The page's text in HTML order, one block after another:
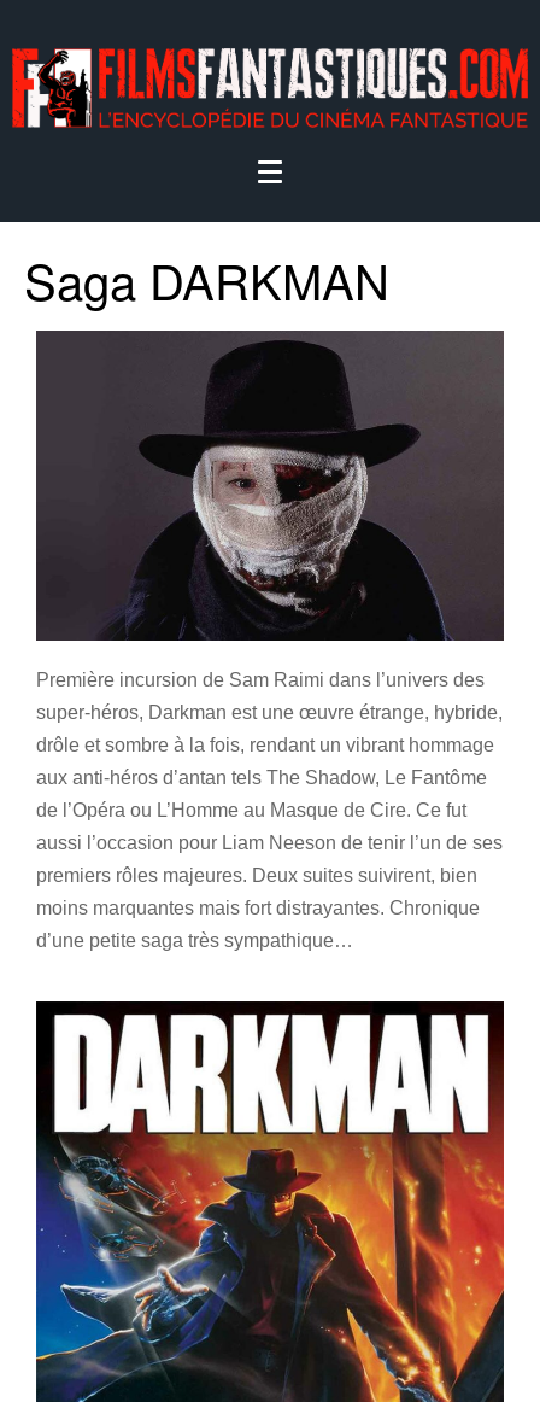
Saga DARKMAN
Première incursion de Sam Raimi dans l’univers des
super-héros, Darkman est une œuvre étrange, hybride,
drôle et sombre à la fois, rendant un vibrant hommage
aux anti-héros d’antan tels The Shadow, Le Fantôme
de l’Opéra ou L’Homme au Masque de Cire. Ce fut
aussi l’occasion pour Liam Neeson de tenir l’un de ses
premiers rôles majeures. Deux suites suivirent, bien
moins marquantes mais fort distrayantes. Chronique
d’une petite saga très sympathique…